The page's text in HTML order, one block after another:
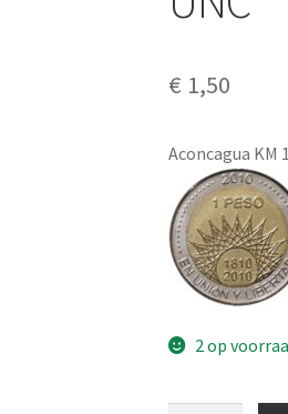
€ 1,50
Aconcagua KM
2 op